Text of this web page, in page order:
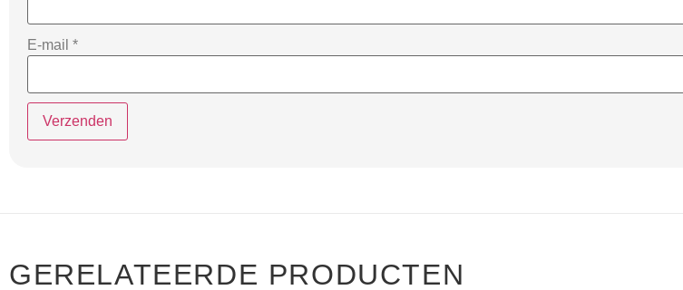
E-mail *
GERELATEERDE PRODUCTEN